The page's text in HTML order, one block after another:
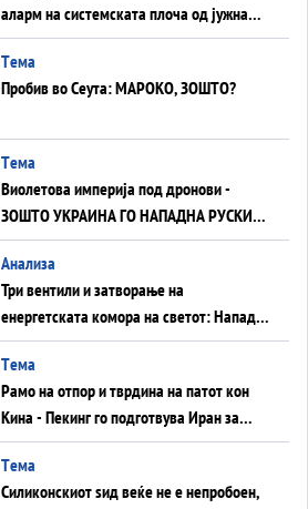
аларм на системската плоча од јужна
Германија до Црното Море...
Tема
Пробив во Сеута: МАРОКО, ЗОШТО?
Tема
Виолетова империја под дронови -
ЗОШТО УКРАИНА ГО НАПАДНА РУСКИОТ
WILDBERRIES
Aнализа
Три вентили и затворање на
енергетската комора на светот: Нападот
во Суец најавува глобален енергетски
инфаркт?
Tема
Рамо на отпор и тврдина на патот кон
Кина - Пекинг го подготвува Иран за
американска копнена инвазија
Tема
Силиконскиот ѕид веќе не е непробоен,